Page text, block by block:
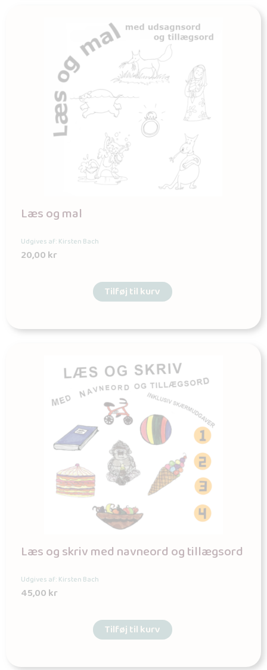
Læs og mal
Udgives af: Kirsten Bach
20,00kr
Tilføj til kurv
Læs og skriv med navneord og tillægsord
Udgives af: Kirsten Bach
45,00kr
Tilføj til kurv